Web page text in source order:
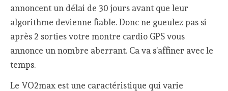
annoncent un délai de 30 jours avant que leur
algorithme devienne fiable. Donc ne gueulez pas si
après 2 sorties votre montre cardio GPS vous
annonce un nombre aberrant. Ca va s’affiner avec le
temps.
Le VO2max est une caractéristique qui varie